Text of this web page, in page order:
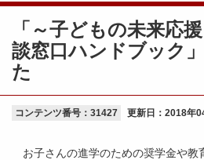
「～子どもの未来応
談窓口ハンドブック
た
コンテンツ番号：31427 更新日： 2018年
お子さんの進学のための奨学金や教